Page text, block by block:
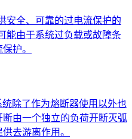
安全、可靠的过电流保护的
能由于系统过负载或故障条
护。
除了作为熔断器使用以外也
由一个独立的负荷开断灭弧
去游离作用。